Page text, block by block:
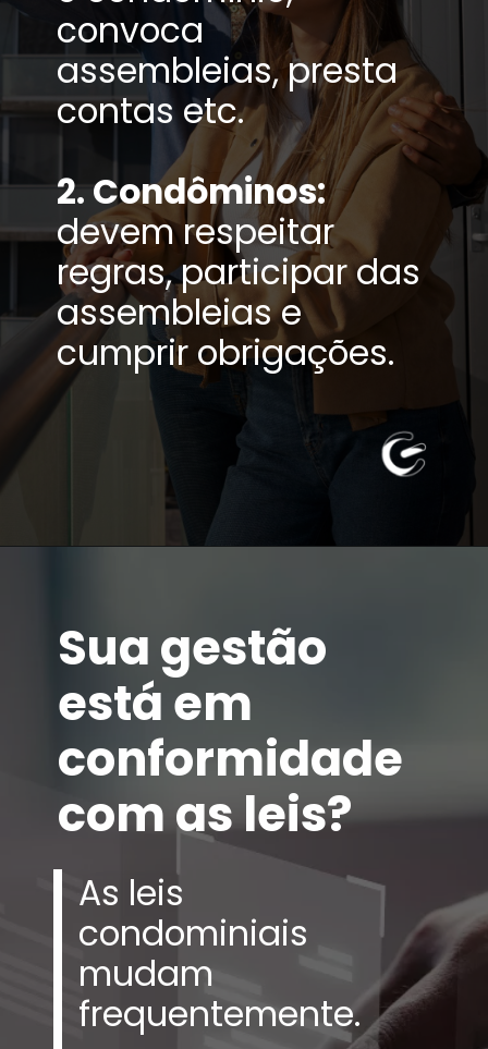
convoca
assembleias, presta
contas etc.
2. Condôminos:
devem respeitar
regras, participar das
assembleias e
cumprir obrigações.
Sua gestão
está em
conformidade
com as leis?
As leis
condominiais
mudam
frequentemente.